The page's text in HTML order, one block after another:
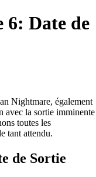
Date de
Nightmare, également
avec la sortie imminente
toutes les
tant attendu.
de Sortie